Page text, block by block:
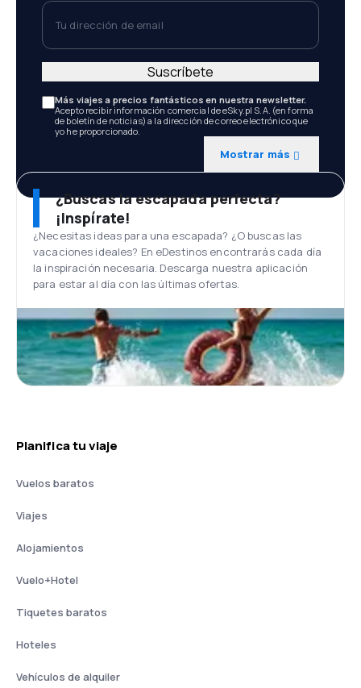
Tu dirección de email
Más viajes a precios fantásticos en nuestra newsletter.
Acepto recibir información comercial de eSky.pl S.A. (en forma
de boletín de noticias) a la dirección de correo electrónico que
yo he proporcionado.
Mostrar más
Suscríbete
¿Buscas la escapada perfecta?
¡Inspírate!
¿Necesitas ideas para una escapada? ¿O buscas las
vacaciones ideales? En eDestinos encontrarás cada día
la inspiración necesaria. Descarga nuestra aplicación
para estar al día con las últimas ofertas.
Planifica tu viaje
Vuelos baratos
Viajes
Alojamientos
Vuelo+Hotel
Tiquetes baratos
Hoteles
Vehículos de alquiler